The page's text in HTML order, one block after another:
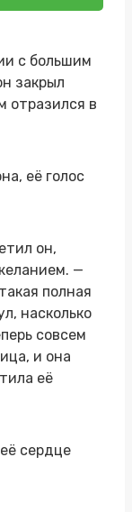
с большим
закрыл
отразился в
её голос
он,
—
полная
насколько
совсем
и она
её
сердце